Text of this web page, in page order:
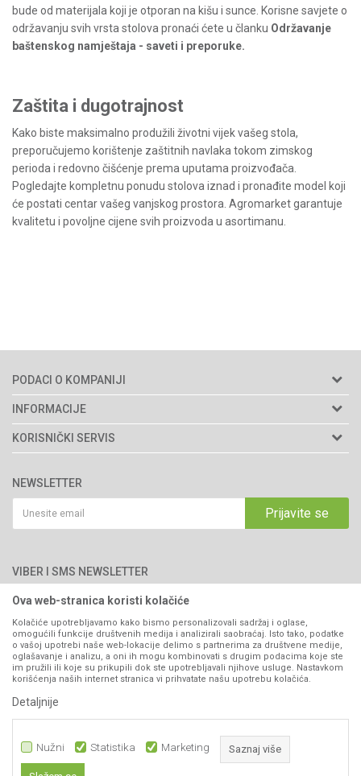
bude od materijala koji je otporan na kišu i sunce. Korisne savjete o
održavanju svih vrsta stolova pronaći ćete u članku Održavanje
baštenskog namještaja - saveti i preporuke.
Zaštita i dugotrajnost
Kako biste maksimalno produžili životni vijek vašeg stola,
preporučujemo korištenje zaštitnih navlaka tokom zimskog
perioda i redovno čišćenje prema uputama proizvođača.
Pogledajte kompletnu ponudu stolova iznad i pronađite model koji
će postati centar vašeg vanjskog prostora. Agromarket garantuje
kvalitetu i povoljne cijene svih proizvoda u asortimanu.
PODACI O KOMPANIJI
Agromarket d.o.o.
Matični broj: 11003826
76300 Bijeljina
066/44-99-00
INFORMACIJE
O nama
Brendovi
Katalozi
Saradnja
Kontakt
KORISNIČKI SERVIS
Politika privatnosti
Kako kupiti
Isporuka
Pravo na odustajanje
Reklamacije
Povraćaj sredstava
Zamjena artikala
Plaćanje karticama
NEWSLETTER
Prijavite se
VIBER I SMS NEWSLETTER
PRATITE NAS
Ova web-stranica koristi kolačiće
Kolačiće upotrebljavamo kako bismo personalizovali sadržaj i oglase,
omogućili funkcije društvenih medija i analizirali saobraćaj. Isto tako, podatke
o vašoj upotrebi naše web-lokacije delimo s partnerima za društvene medije,
oglašavanje i analizu, a oni ih mogu kombinovati s drugim podacima koje ste
im pružili ili koje su prikupili dok ste upotrebljavali njihove usluge. Nastavkom
korišćenja naših internet stranica vi prihvatate našu upotrebu kolačića.
Detaljnije
Nužni Statistika Marketing Saznaj više